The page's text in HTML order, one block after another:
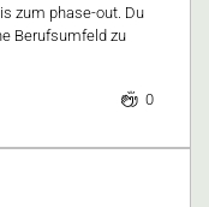
zum pha­se-out. Du
Be­rufs­um­feld zu
0